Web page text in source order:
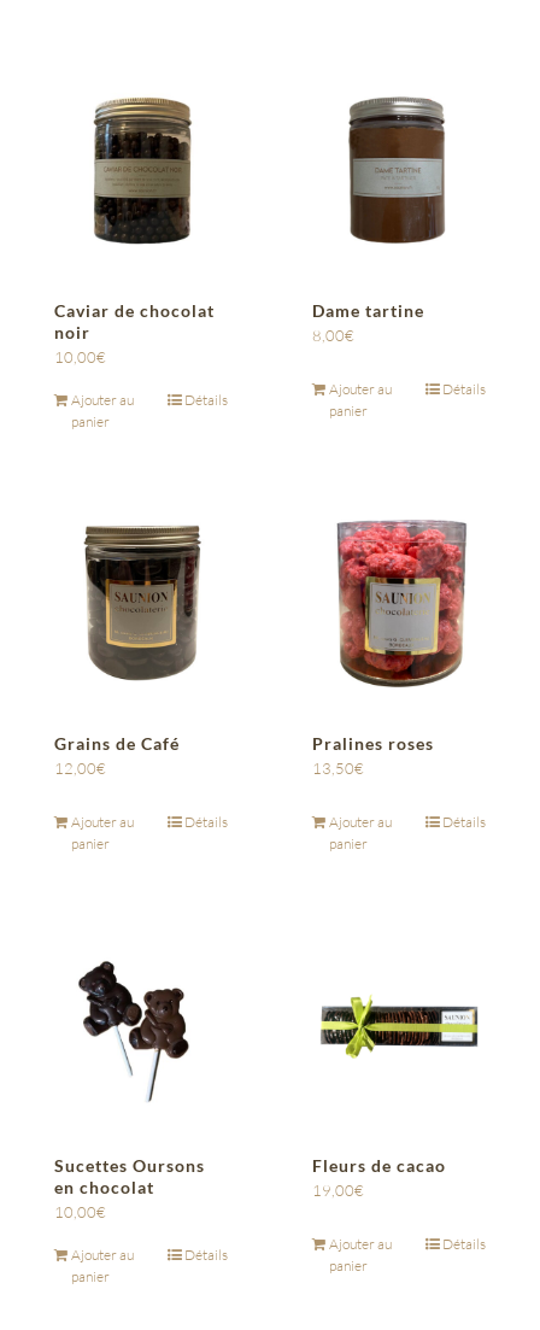
Caviar de chocolat
noir
10,00€
Ajouter au
panier
Détails
Dame tartine
8,00€
Ajouter au
panier
Détails
Grains de Café
12,00€
Ajouter au
panier
Détails
Pralines roses
13,50€
Ajouter au
panier
Détails
Sucettes Oursons
en chocolat
10,00€
Ajouter au
panier
Détails
Fleurs de cacao
19,00€
Ajouter au
panier
Détails